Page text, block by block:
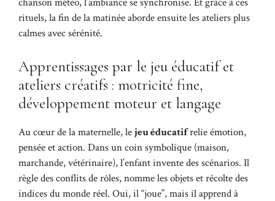
chanson météo, l’ambiance se synchronise. Et grâce à ces
rituels, la fin de la matinée aborde ensuite les ateliers plus
calmes avec sérénité.
Apprentissages par le jeu éducatif et
ateliers créatifs : motricité fine,
développement moteur et langage
Au cœur de la maternelle, lejeu éducatifrelie émotion,
pensée et action. Dans un coin symbolique (maison,
marchande, vétérinaire), l’enfant invente des scénarios. Il
règle des conflits de rôles, nomme les objets et récolte des
indices du monde réel. Oui, il “joue”, mais il apprend à